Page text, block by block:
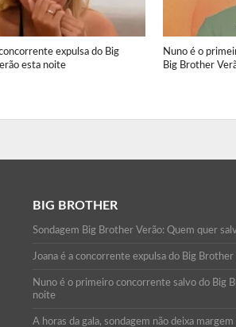
expulsa do Big
esta noite
Nuno é o
Big Brother
BIG BROTHER
Sondagem Big Brother Verão: Quem quer
Joana é a concorrente expulsa do Big
Nuno é o primeiro concorrente salvo do Big
noite
A horas da gala, sondagem não deixa